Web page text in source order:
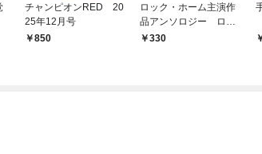
チャンピオンRED 20
25年12月号
850
ロック・ホーム主演作
品アンソロジー ロッ
ク祭（フェスティバ
330